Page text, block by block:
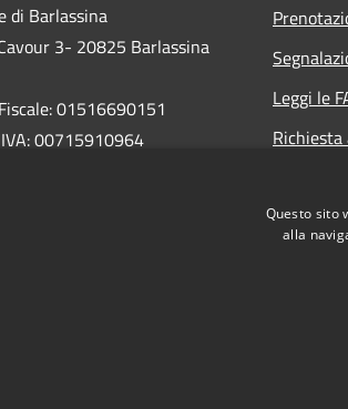
di Barlassina
3- 20825 Barlassina
01516690151
00715910964
Leggi le
Questo sito
alla